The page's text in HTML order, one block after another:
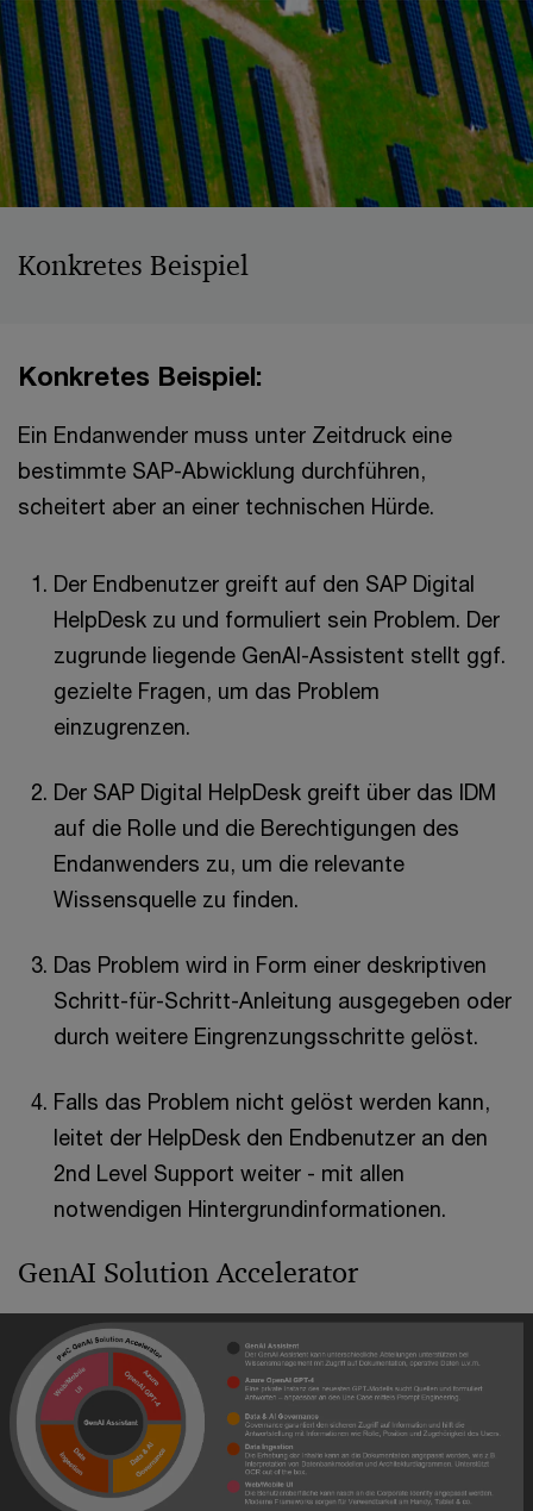
Konkretes Beispiel
Konkretes Beispiel:
Ein Endanwender muss unter Zeitdruck eine
bestimmte SAP-Abwicklung durchführen,
scheitert aber an einer technischen Hürde.
Der Endbenutzer greift auf den SAP Digital
HelpDesk zu und formuliert sein Problem. Der
zugrunde liegende GenAI-Assistent stellt ggf.
gezielte Fragen, um das Problem
einzugrenzen.
Der SAP Digital HelpDesk greift über das IDM
auf die Rolle und die Berechtigungen des
Endanwenders zu, um die relevante
Wissensquelle zu finden.
Das Problem wird in Form einer deskriptiven
Schritt-für-Schritt-Anleitung ausgegeben oder
durch weitere Eingrenzungsschritte gelöst.
Falls das Problem nicht gelöst werden kann,
leitet der HelpDesk den Endbenutzer an den
2nd Level Support weiter - mit allen
notwendigen Hintergrundinformationen.
GenAI Solution Accelerator